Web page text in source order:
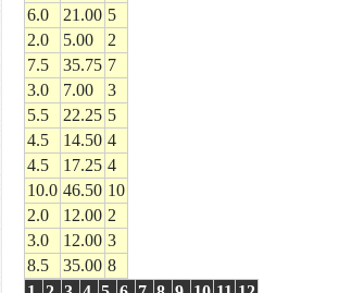
6.0
21.00 5
2.0
5.00
2
7.5
35.75 7
3.0
7.00
3
5.5
22.25 5
4.5
14.50 4
4.5
17.25 4
10.0 46.50 10
2.0
12.00 2
3.0
12.00 3
8.5
35.00 8